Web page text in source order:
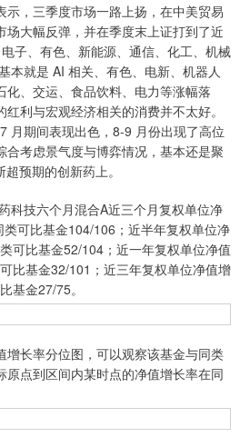
，三季度市场一路上扬，在中美贸易
场大幅反弹，并在季度末上证打到了近
子、有色、新能源、通信、化工、机械
本就是 AI 相关、有色、电新、机器人
化、交运、食品饮料、电力等涨幅落
利与宏观经济相关的消费并不太好。
月期间表现出色，8-9 月份出现了高位
合考虑景气度与博弈情况，基本还是聚
预期的创新药上。
技六个月混合A近三个月复权单位净
可比基金104/106；近半年复权单位净
可比基金52/104；近一年复权单位净值
比基金32/101；近三年复权单位净值增
基金27/75。
长率分位图，可以观察该基金与同类
原点到区间内某时点的净值增长率在同